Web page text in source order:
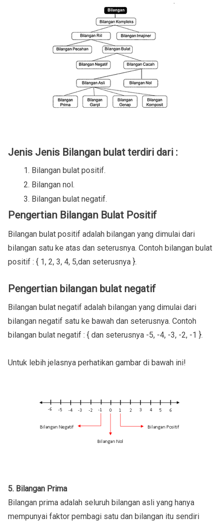
Jenis Jenis Bilangan bulat terdiri dari :
Bilangan bulat positif.
Bilangan nol.
Bilangan bulat negatif.
Pengertian Bilangan Bulat Positif
Bilangan bulat positif adalah bilangan yang dimulai dari
bilangan satu ke atas dan seterusnya. Contoh bilangan bulat
positif : { 1, 2, 3, 4, 5,dan seterusnya }.
Pengertian bilangan bulat negatif
Bilangan bulat negatif adalah bilangan yang dimulai dari
bilangan negatif satu ke bawah dan seterusnya. Contoh
bilangan bulat negatif : { dan seterusnya -5, -4, -3, -2, -1 }.
Untuk lebih jelasnya perhatikan gambar di bawah ini!
5. Bilangan Prima
Bilangan prima adalah seluruh bilangan asli yang hanya
mempunyai faktor pembagi satu dan bilangan itu sendiri